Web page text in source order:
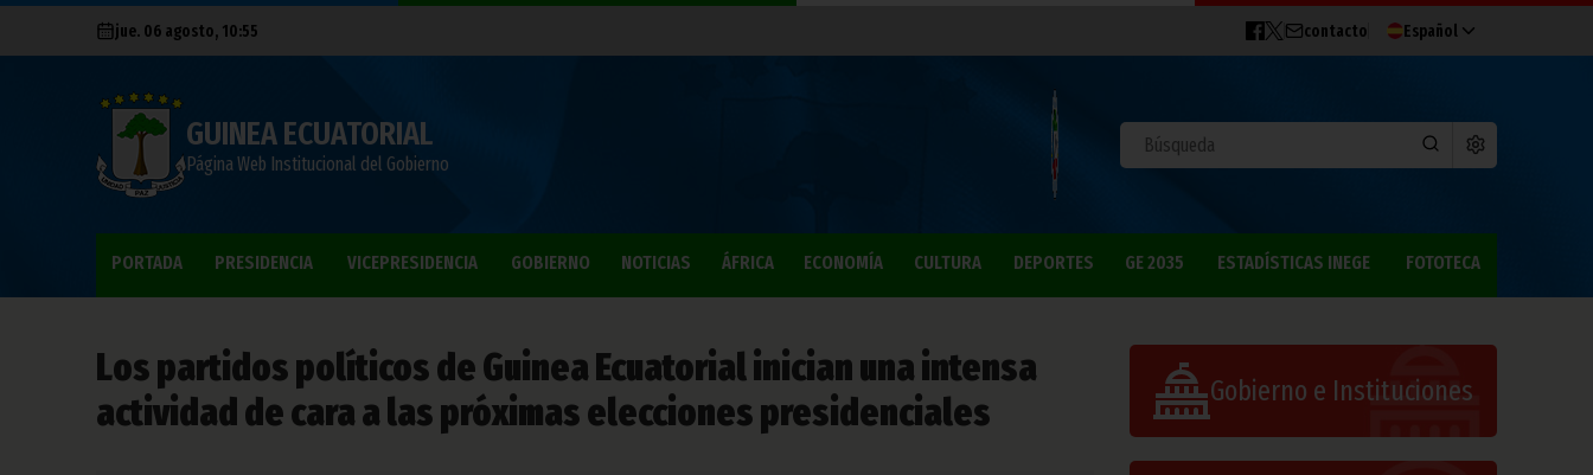
jue. 06 agosto, 10:55 contacto Español
GUINEA ECUATORIAL
Página Web Institucional del Gobierno
PORTADA PRESIDENCIA VICEPRESIDENCIA GOBIERNO NOTICIAS ÁFRICA ECONOMÍA CULTURA DEPORTES GE 2035 ESTADÍSTICAS INEGE FOTOTECA
Los partidos políticos de Guinea Ecuatorial inician una intensa
actividad de cara a las próximas elecciones presidenciales
Gobierno e Instituciones